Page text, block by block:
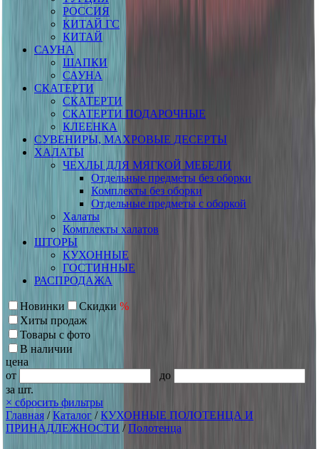
РОССИЯ
КИТАЙ ГС
КИТАЙ
САУНА
ШАПКИ
САУНА
СКАТЕРТИ
СКАТЕРТИ
СКАТЕРТИ ПОДАРОЧНЫЕ
КЛЕЕНКА
СУВЕНИРЫ, МАХРОВЫЕ ДЕСЕРТЫ
ХАЛАТЫ
ЧЕХЛЫ ДЛЯ МЯГКОЙ МЕБЕЛИ
Отдельные предметы без оборки
Комплекты без оборки
Отдельные предметы с оборкой
Халаты
Комплекты халатов
ШТОРЫ
КУХОННЫЕ
ГОСТИННЫЕ
РАСПРОДАЖА
Новинки Скидки %
Хиты продаж
Товары с фото
В наличии
цена
от
до
за шт.
× сбросить фильтры
Главная /Каталог /КУХОННЫЕ ПОЛОТЕНЦА И
ПРИНАДЛЕЖНОСТИ /Полотенца